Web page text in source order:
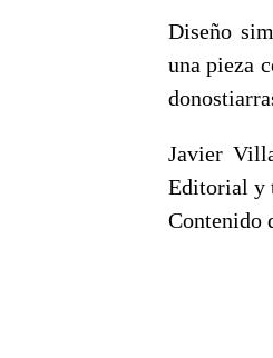
Diseño
una pieza
Javier
Editorial y
Contenido